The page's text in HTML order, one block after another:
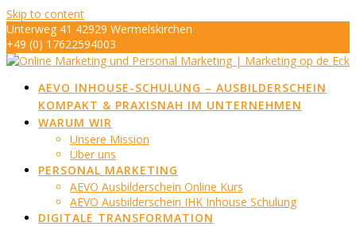
Skip to content
Unterweg 41 42929 Wermelskirchen
+49 (0) 17622594003
info@marketing-op-de-eck.de
AEVO INHOUSE-SCHULUNG – AUSBILDERSCHEIN
KOMPAKT & PRAXISNAH IM UNTERNEHMEN
WARUM WIR
Unsere Mission
Über uns
PERSONAL MARKETING
AEVO Ausbilderschein Online Kurs
AEVO Ausbilderschein IHK Inhouse Schulung
DIGITALE TRANSFORMATION